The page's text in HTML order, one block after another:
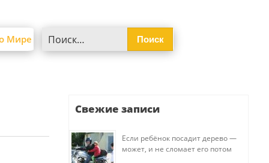
Мире
Свежие записи
Если ребёнок посадит дерево —
может, и не сломает его потом